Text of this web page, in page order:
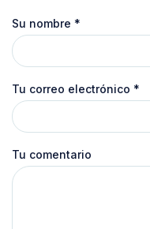
Su nombre *
Tu correo electrónico *
Tu comentario